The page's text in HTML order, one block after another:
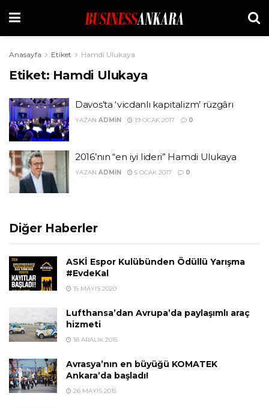
Anasayfa Etiket Hamdi Ulukaya
Etiket: Hamdi Ulukaya
Davos’ta ‘vicdanlı kapitalizm’ rüzgârı
YAZAN ADMIN 19 OCAK 2017 0
2016’nın “en iyi lideri” Hamdi Ulukaya
YAZAN ADMIN 5 OCAK 2017 0
Diğer Haberler
ASKİ Espor Kulübünden Ödüllü Yarışma
#EvdeKal
15 MAYIS 2020
Lufthansa’dan Avrupa’da paylaşımlı araç
hizmeti
18 ARALIK 2015
Avrasya’nın en büyüğü KOMATEK
Ankara’da başladı!
26 MAYIS 2015